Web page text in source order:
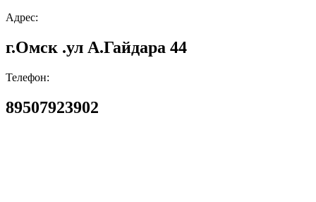
Адрес:
г.Омск .ул А.Гайдара 44
Телефон:
89507923902